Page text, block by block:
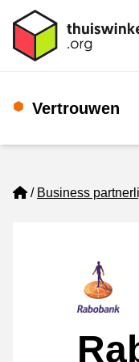
Vertrouwen
Home
Business